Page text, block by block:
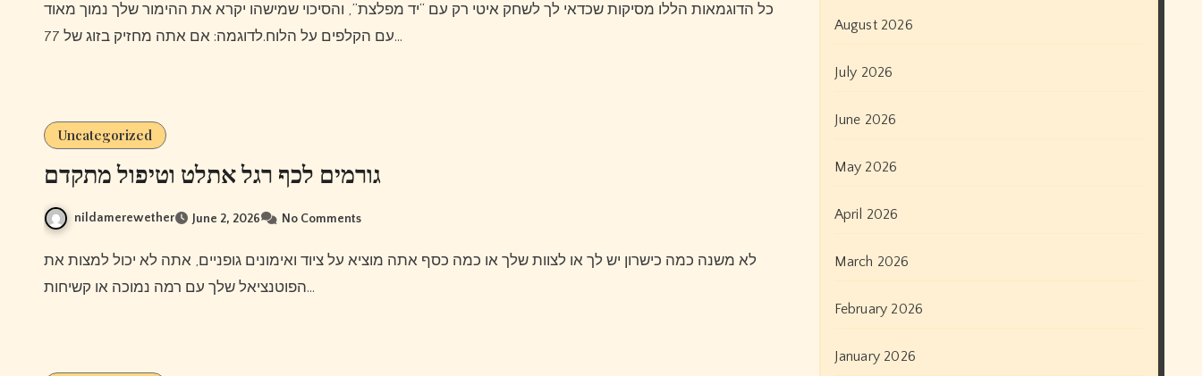
כל הדוגמאות הללו מסיקות שכדאי לך לשחק איטי רק עם “יד מפלצת”, והסיכוי שמישהו יקרא את ההימור שלך נמוך מאוד
עם הקלפים על הלוח.לדוגמה: אם אתה מחזיק בזוג של 77…
Uncategorized
גורמים לכף רגל אתלט וטיפול מתקדם
nildamerewether June 2, 2026 No Comments
לא משנה כמה כישרון יש לך או לצוות שלך או כמה כסף אתה מוציא על ציוד ואימונים גופניים, אתה לא יכול למצות את
הפוטנציאל שלך עם רמה נמוכה או קשיחות…
August 2026
July 2026
June 2026
May 2026
April 2026
March 2026
February 2026
January 2026